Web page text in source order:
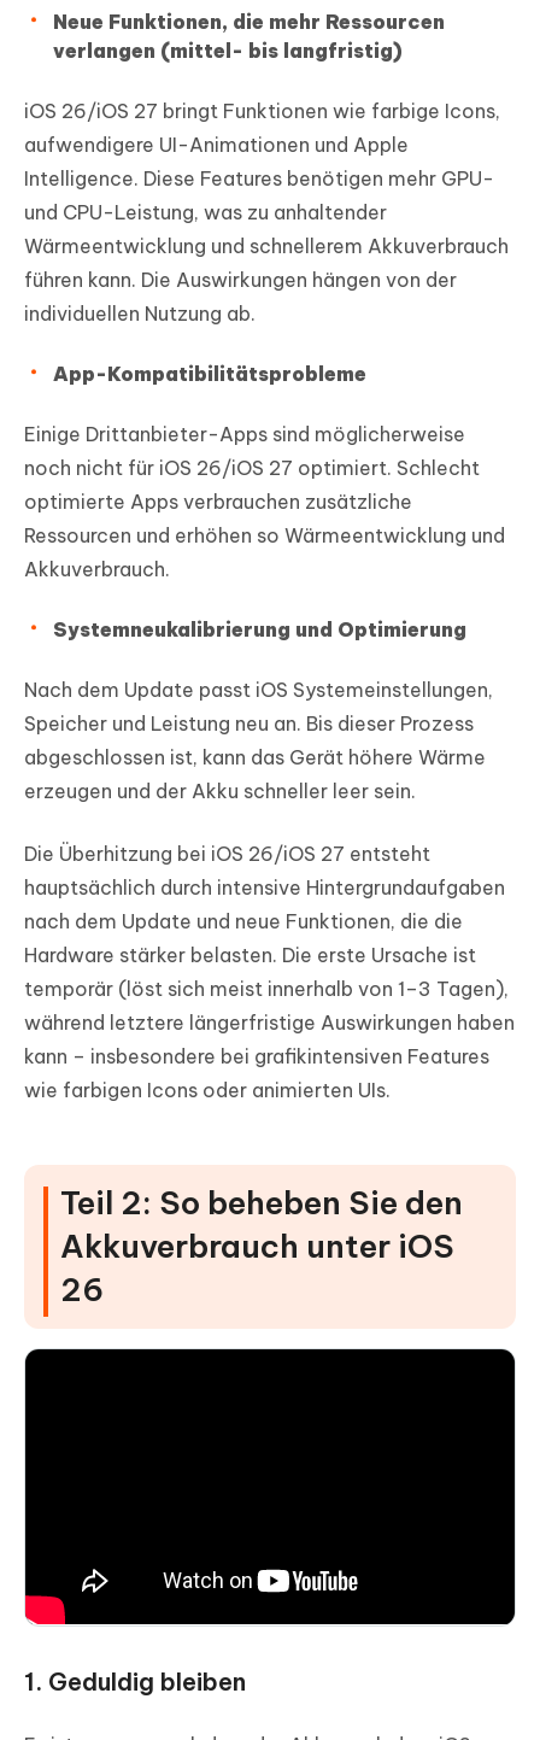
Neue Funktionen, die mehr Ressourcen
verlangen (mittel- bis langfristig)
iOS 26/iOS 27 bringt Funktionen wie farbige Icons,
aufwendigere UI-Animationen und Apple
Intelligence. Diese Features benötigen mehr GPU-
und CPU-Leistung, was zu anhaltender
Wärmeentwicklung und schnellerem Akkuverbrauch
führen kann. Die Auswirkungen hängen von der
individuellen Nutzung ab.
App-Kompatibilitätsprobleme
Einige Drittanbieter-Apps sind möglicherweise
noch nicht für iOS 26/iOS 27 optimiert. Schlecht
optimierte Apps verbrauchen zusätzliche
Ressourcen und erhöhen so Wärmeentwicklung und
Akkuverbrauch.
Systemneukalibrierung und Optimierung
Nach dem Update passt iOS Systemeinstellungen,
Speicher und Leistung neu an. Bis dieser Prozess
abgeschlossen ist, kann das Gerät höhere Wärme
erzeugen und der Akku schneller leer sein.
Die Überhitzung bei iOS 26/iOS 27 entsteht
hauptsächlich durch intensive Hintergrundaufgaben
nach dem Update und neue Funktionen, die die
Hardware stärker belasten. Die erste Ursache ist
temporär (löst sich meist innerhalb von 1–3 Tagen),
während letztere längerfristige Auswirkungen haben
kann – insbesondere bei grafikintensiven Features
wie farbigen Icons oder animierten UIs.
Teil 2: So beheben Sie den
Akkuverbrauch unter iOS
26
1. Geduldig bleiben